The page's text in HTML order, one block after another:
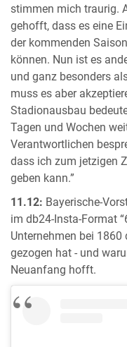
stimmen mich traurig.
gehofft, dass es eine
der kommenden
können. Nun ist es
und ganz besonders
muss es aber
Stadionausbau
Tagen und Wochen
Verantwortlichen
dass ich zum jetzigen
geben kann.”
11.12: Bayerische-
im db24-Insta-Format
Unternehmen bei
gezogen hat - und
Neuanfang hofft.